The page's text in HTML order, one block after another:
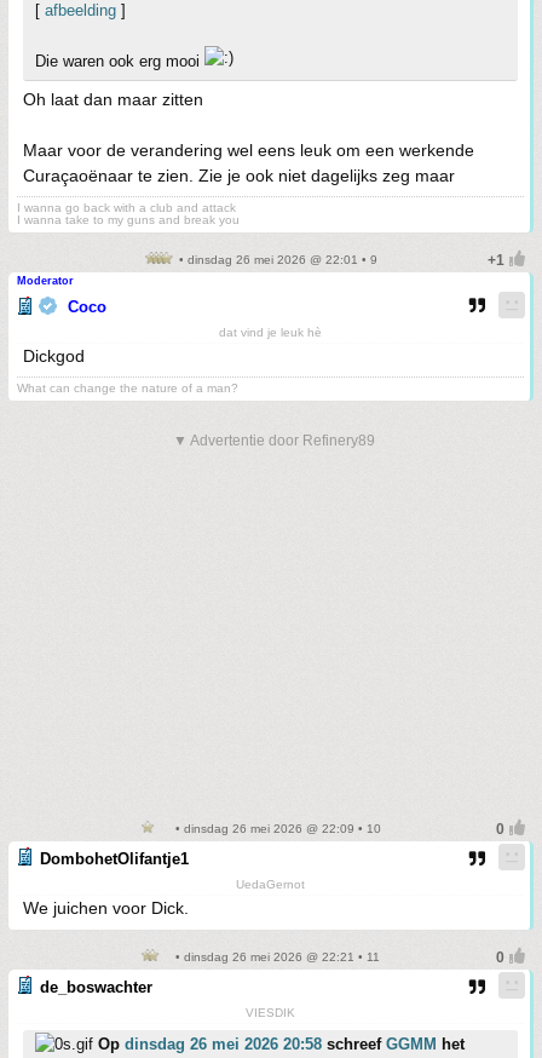
[ afbeelding ]
Die waren ook erg mooi
Oh laat dan maar zitten
Maar voor de verandering wel eens leuk om een werkende
Curaçaoënaar te zien. Zie je ook niet dagelijks zeg maar
I wanna go back with a club and attack
I wanna take to my guns and break you
• dinsdag 26 mei 2026 @ 22:01 • 9
Moderator
Coco
dat vind je leuk hè
Dickgod
What can change the nature of a man?
▼ Advertentie door Refinery89
• dinsdag 26 mei 2026 @ 22:09 • 10
DombohetOlifantje1
UedaGernot
We juichen voor Dick.
• dinsdag 26 mei 2026 @ 22:21 • 11
de_boswachter
VIESDIK
Op dinsdag 26 mei 2026 20:58 schreef GGMM het